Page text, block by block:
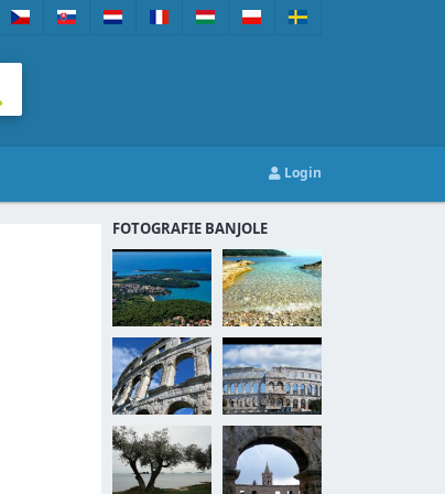
Login
FOTOGRAFIE BANJOLE